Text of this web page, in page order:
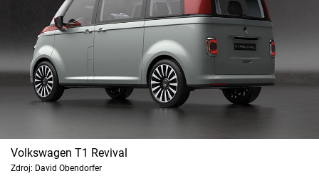
Volkswagen T1 Revival
Zdroj: David Obendorfer